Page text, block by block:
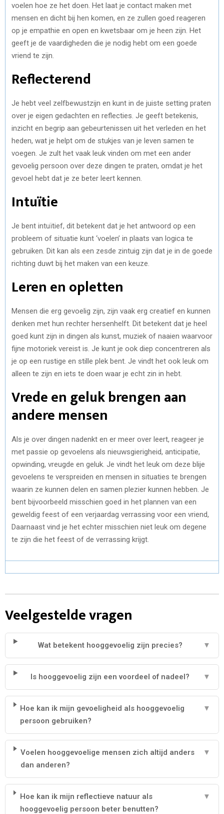
voelen hoe ze het doen. Het laat je contact maken met
mensen en dicht bij hen komen, en ze zullen goed reageren
op je empathie en open en kwetsbaar om je heen zijn. Het
geeft je de vaardigheden die je nodig hebt om een ​​goede
vriend te zijn.
Reflecterend
Je hebt veel zelfbewustzijn en kunt in de juiste setting praten
over je eigen gedachten en reflecties. Je geeft betekenis,
inzicht en begrip aan gebeurtenissen uit het verleden en het
heden, wat je helpt om de stukjes van je leven samen te
voegen. Je zult het vaak leuk vinden om met een ander
gevoelig persoon over deze dingen te praten, omdat je het
gevoel hebt dat je ze beter leert kennen.
Intuïtie
Je bent intuïtief, dit betekent dat je het antwoord op een
probleem of situatie kunt ‘voelen’ in plaats van logica te
gebruiken. Dit kan als een zesde zintuig zijn dat je in de goede
richting duwt bij het maken van een keuze.
Leren en opletten
Mensen die erg gevoelig zijn, zijn vaak erg creatief en kunnen
denken met hun rechter hersenhelft. Dit betekent dat je heel
goed kunt zijn in dingen als kunst, muziek of naaien waarvoor
fijne motoriek vereist is. Je kunt je ook diep concentreren als
je op een rustige en stille plek bent. Je vindt het ook leuk om
alleen te zijn en iets te doen waar je echt zin in hebt.
Vrede en geluk brengen aan
andere mensen
Als je over dingen nadenkt en er meer over leert, reageer je
met passie op gevoelens als nieuwsgierigheid, anticipatie,
opwinding, vreugde en geluk. Je vindt het leuk om deze blije
gevoelens te verspreiden en mensen in situaties te brengen
waarin ze kunnen delen en samen plezier kunnen hebben. Je
bent bijvoorbeeld misschien goed in het plannen van een
geweldig feest of een verjaardag verrassing voor een vriend,
Daarnaast vind je het echter misschien niet leuk om degene
te zijn die het feest of de verrassing krijgt.
Veelgestelde vragen
Wat betekent hooggevoelig zijn precies? ▼
Is hooggevoelig zijn een voordeel of nadeel? ▼
Hoe kan ik mijn gevoeligheid als hooggevoelig
persoon gebruiken?
▼
Voelen hooggevoelige mensen zich altijd anders
dan anderen?
▼
Hoe kan ik mijn reflectieve natuur als
hooggevoelig persoon beter benutten?
▼